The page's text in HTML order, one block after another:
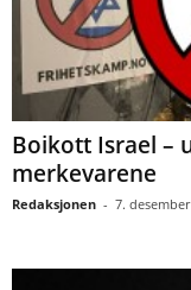
Boikott Israel –
merkevarene
Redaksjonen - 7.